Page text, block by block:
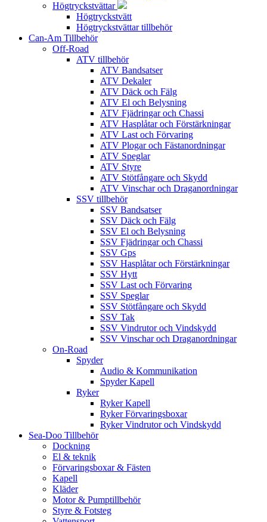
Högtryckstvättar
Högtryckstvätt
Högtryckstvättar tillbehör
Can-Am Tillbehör
Off-Road
ATV tillbehör
ATV Bandsatser
ATV Dekaler
ATV Däck och Fälg
ATV El och Belysning
ATV Fjädringar och Chassi
ATV Hasplåtar och Förstärkningar
ATV Last och Förvaring
ATV Plogar och Fästanordningar
ATV Speglar
ATV Styre
ATV Stötfångare och Skydd
ATV Vinschar och Draganordningar
SSV tillbehör
SSV Bandsatser
SSV Däck och Fälg
SSV El och Belysning
SSV Fjädringar och Chassi
SSV Gps
SSV Hasplåtar och Förstärkningar
SSV Hytt
SSV Last och Förvaring
SSV Speglar
SSV Stötfångare och Skydd
SSV Tak
SSV Vindrutor och Vindskydd
SSV Vinschar och Draganordningar
On-Road
Spyder
Audio & Kommunikation
Spyder Kapell
Ryker
Ryker Kapell
Ryker Förvaringsboxar
Ryker Vindrutor och Vindskydd
Sea-Doo Tillbehör
Dockning
El & teknik
Förvaringsboxar & Fästen
Kapell
Kläder
Motor & Pumptillbehör
Styre & Fotsteg